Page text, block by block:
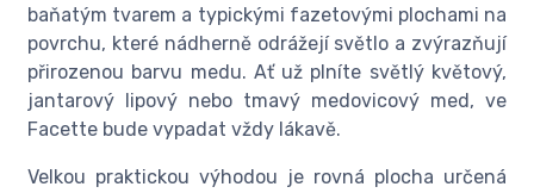
baňatým tvarem a typickými fazetovými plochami na
povrchu, které nádherně odrážejí světlo a zvýrazňují
přirozenou barvu medu. Ať už plníte světlý květový,
jantarový lipový nebo tmavý medovicový med, ve
Facette bude vypadat vždy lákavě.
Velkou praktickou výhodou je rovná plocha určená